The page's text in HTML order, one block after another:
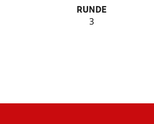
RUNDE
3